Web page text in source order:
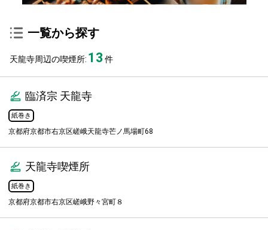
一覧から探す
天龍寺周辺の喫煙所: 13 件
臨済宗 天龍寺
紙巻き
京都府京都市右京区嵯峨天龍寺芒ノ馬場町68
天龍寺喫煙所
紙巻き
京都府京都市右京区嵯峨野々宮町８